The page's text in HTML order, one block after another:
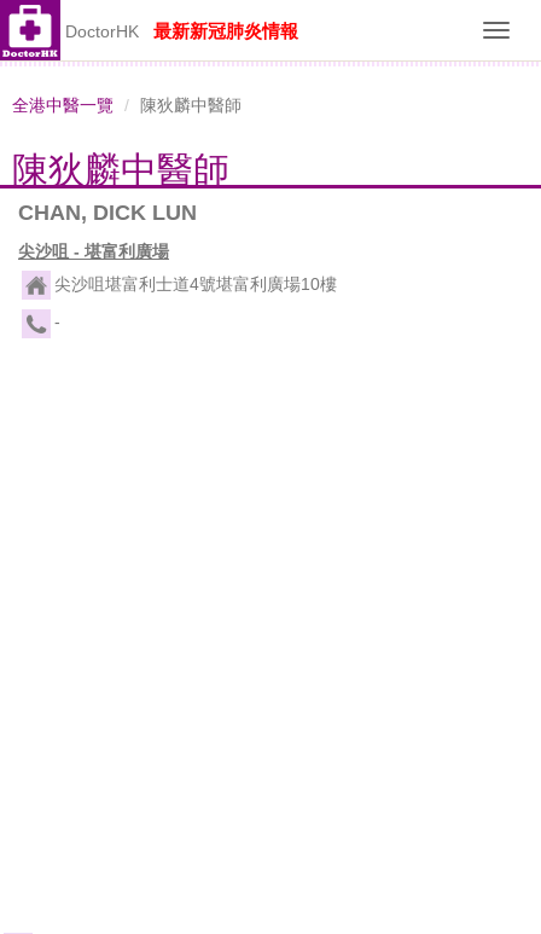
DoctorHK 最新新冠肺炎情報
全港中醫一覽 陳狄麟中醫師
陳狄麟中醫師
CHAN, DICK LUN
尖沙咀 - 堪富利廣場
尖沙咀堪富利士道4號堪富利廣場10樓
-